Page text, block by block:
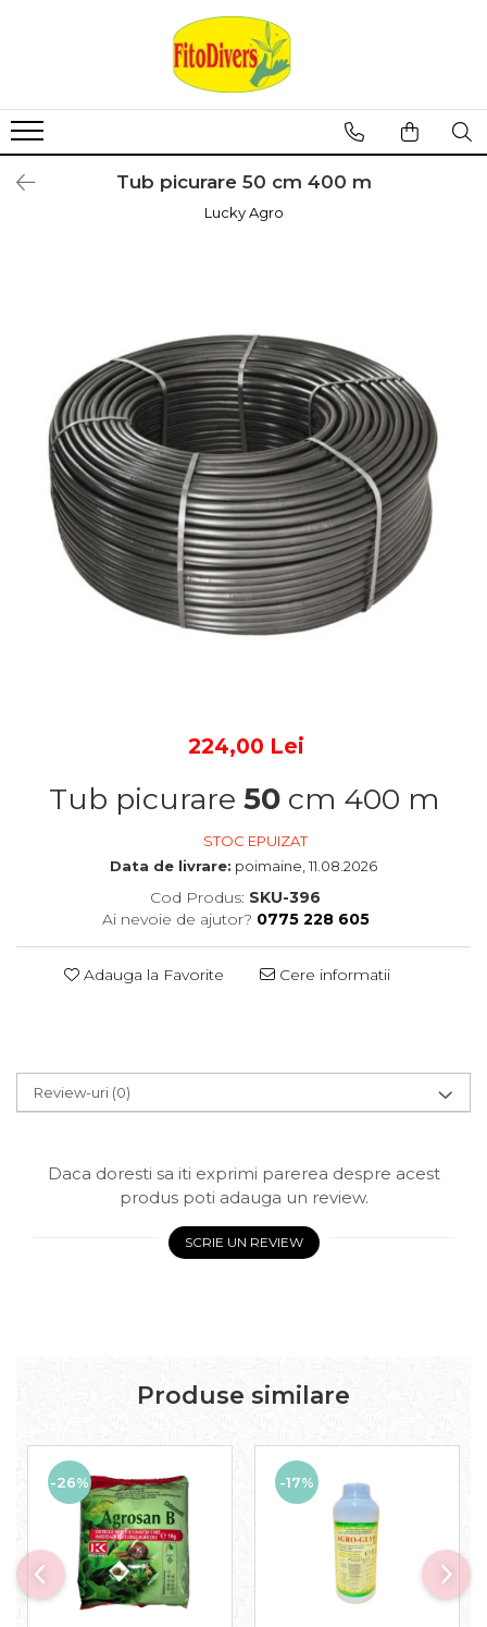
Tub picurare 50 cm 400 m
Lucky Agro
224,00 Lei
Tub picurare 50cm 400 m
STOC EPUIZAT
Data de livrare: poimaine, 11.08.2026
Cod Produs: SKU-396
Ai nevoie de ajutor? 0775 228 605
Adauga la Favorite Cere informatii
Review-uri (0)
Daca doresti sa iti exprimi parerea despre acest
produs poti adauga un review.
SCRIE UN REVIEW
Produse similare
-26% -17%